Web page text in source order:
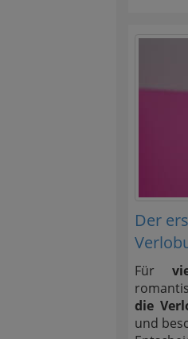
Der
Für
die
und